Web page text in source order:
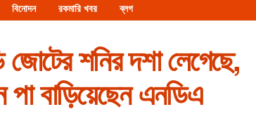
বিনোদন রকমারি খবর ব্লগ
জোটের শনির দশা লেগেছে,
বাড়িয়েছেন এনডিএ